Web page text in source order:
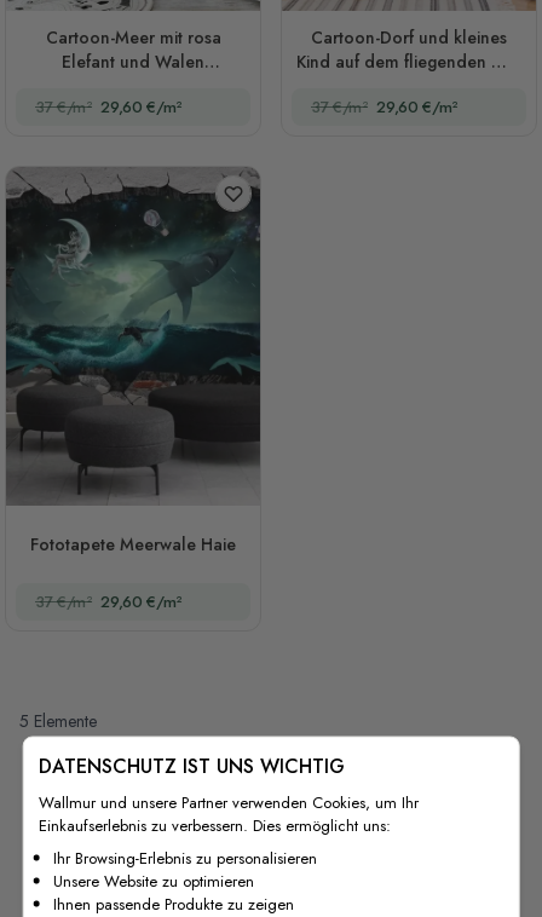
Cartoon-Meer mit rosa
Elefant und Walen
37 €/m² 29,60 €/m²
Cartoon-Dorf und kleines
Kind auf dem fliegenden Wal
37 €/m² 29,60 €/m²
Fototapete Meerwale Haie
37 €/m² 29,60 €/m²
5 Elemente
Von unseren Kunden
DATENSCHUTZ IST UNS WICHTIG
Wallmur und unsere Partner verwenden Cookies, um Ihr
Einkaufserlebnis zu verbessern. Dies ermöglicht uns:
Ihr Browsing-Erlebnis zu personalisieren
Unsere Website zu optimieren
Ihnen passende Produkte zu zeigen